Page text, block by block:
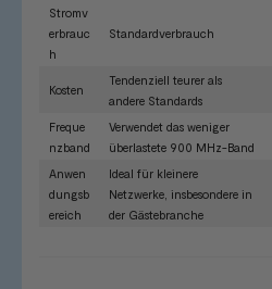
Stromv
erbrauc
h
Standardverbrauch
Kosten
Tendenziell teurer als
andere Standards
Freque
nzband
Verwendet das weniger
überlastete 900 MHz-Band
Anwen
dungsb
ereich
Ideal für kleinere
Netzwerke, insbesondere in
der Gästebranche